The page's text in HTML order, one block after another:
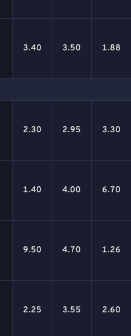
3.40 3.50 1.88
2.30 2.95 3.30
1.40 4.00 6.70
9.50 4.70 1.26
2.25 3.55 2.60